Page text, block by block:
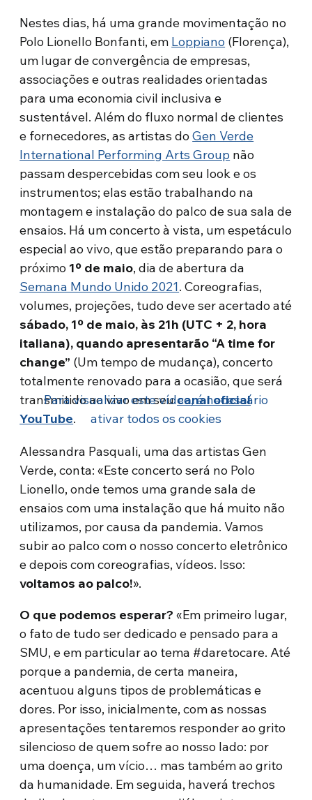
Nestes dias, há uma grande movimentação no
Polo Lionello Bonfanti, em Loppiano (Florença),
um lugar de convergência de empresas,
associações e outras realidades orientadas
para uma economia civil inclusiva e
sustentável. Além do fluxo normal de clientes
e fornecedores, as artistas doGen Verde
International Performing Arts Group não
passam despercebidas com seu look e os
instrumentos; elas estão trabalhando na
montagem e instalação do palco de sua sala de
ensaios. Há um concerto à vista, um espetáculo
especial ao vivo, que estão preparando para o
próximo 1º de maio, dia de abertura da
Semana Mundo Unido 2021. Coreografias,
volumes, projeções, tudo deve ser acertado até
sábado, 1º de maio, às 21h (UTC + 2, hora
italiana), quando apresentarão “A time for
change” (Um tempo de mudança), concerto
totalmente renovado para a ocasião, que será
transmitido ao vivo em seucanal oficial
YouTube.
Para visualizar este vídeo, é necessário
ativar todos os cookies
Alessandra Pasquali, uma das artistas Gen
Verde, conta: «Este concerto será no Polo
Lionello, onde temos uma grande sala de
ensaios com uma instalação que há muito não
utilizamos, por causa da pandemia. Vamos
subir ao palco com o nosso concerto eletrônico
e depois com coreografias, vídeos. Isso:
voltamos ao palco!».
O que podemos esperar? «Em primeiro lugar,
o fato de tudo ser dedicado e pensado para a
SMU, e em particular ao tema #daretocare. Até
porque a pandemia, de certa maneira,
acentuou alguns tipos de problemáticas e
dores. Por isso, inicialmente, com as nossas
apresentações tentaremos responder ao grito
silencioso de quem sofre ao nosso lado: por
uma doença, um vício… mas também ao grito
da humanidade. Em seguida, haverá trechos